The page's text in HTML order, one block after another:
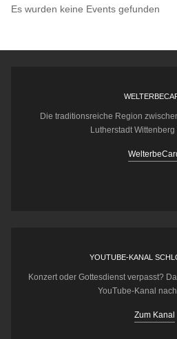
Es wurden keine Events gefunden
Die traditionsreiche Region
Lutherstadt
YOUTUBE-KANAL
Konzert oder Gottesdienst verpasst?
YouTube-Kanal
Zum Kanal